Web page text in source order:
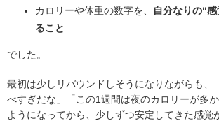
カロリーや体重の数字を、
自分なりの“
ること
でした。
最初は少しリバウンドしそうになりながらも、
べすぎだな」「この1週間は夜のカロリーが多
ようになってから、少しずつ安定してきた感覚